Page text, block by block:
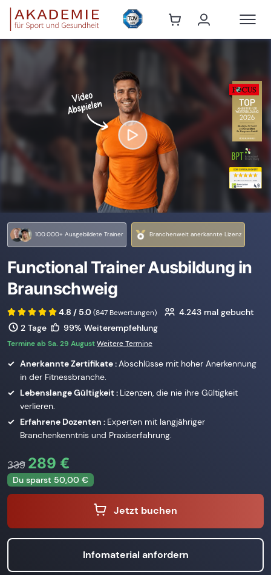
100.000+ Ausgebildete Trainer Branchenweit anerkannte Lizenz
Functional Trainer Ausbildung in
Braunschweig
4.8 / 5.0(847 Bewertungen) 4.243mal gebucht
2 Tage
99% Weiterempfehlung
Termine ab Sa. 29 AugustWeitere Termine
Anerkannte Zertifikate :Abschlüsse mit hoher Anerkennung
in der Fitnessbranche.
Lebenslange Gültigkeit : Lizenzen, die nie ihre Gültigkeit
verlieren.
Erfahrene Dozenten : Experten mit langjähriger
Branchenkenntnis und Praxiserfahrung.
339 289 €
Du sparst 50,00 €
Jetzt buchen
Infomaterial anfordern